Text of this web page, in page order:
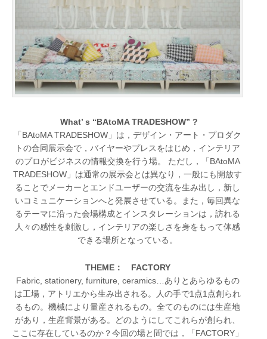
What’ s “BAtoMA TRADESHOW” ?
「BAtoMA TRADESHOW」は，デザイン・アート・プロダク
トの合同展示会で，バイヤーやプレスをはじめ，インテリア
のプロがビジネスの情報交換を行う場。 ただし，「BAtoMA
TRADESHOW」は通常の展示会とは異なり，一般にも開放す
ることでメーカーとエンドユーザーの交流を生み出し，新し
いコミュニケーションへと発展させている。また，毎回異な
るテーマに沿った会場構成とインスタレーションは，訪れる
人々の感性を刺激し，インテリアの楽しさを身をもって体感
できる場所となっている。
THEME： FACTORY
Fabric, stationery, furniture, ceramics…ありとあらゆるもの
は工場，アトリエから生み出される。人の手で1点1点創られ
るもの。機械により量産されるもの。全てのものには生産地
があり，生産背景がある。どのようにしてこれらが創られ、
ここに存在しているのか？今回の場と間では，「FACTORY」